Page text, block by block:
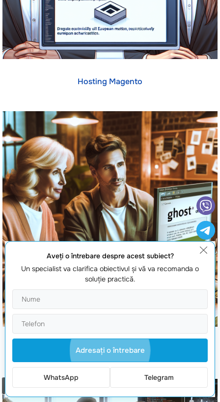
Hosting Magento
Instalare Ghost CMS pe Windows
Aveţi o întrebare despre acest subiect?
Un specialist va clarifica obiectivul şi vă va recomanda o
soluţie practică.
Adresaţi o întrebare
WhatsApp Telegram
Comanda un apel